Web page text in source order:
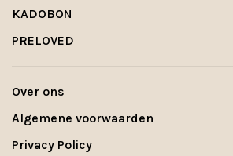
KADOBON
PRELOVED
Over ons
Algemene voorwaarden
Privacy Policy